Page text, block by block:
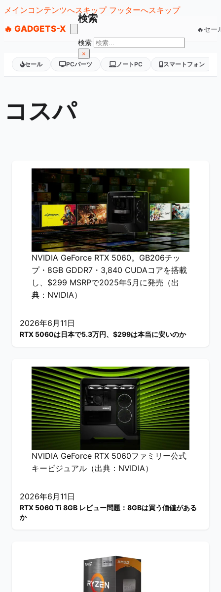
メインコンテンツへスキップ フッターへスキップ
🔥 GADGETS-X
🔥セー
検索
検索
×
セール
PCパーツ ノートPC スマートフォン
コスパ
NVIDIA GeForce RTX 5060。GB206チッ
プ・8GB GDDR7・3,840 CUDAコアを搭載
し、$299 MSRPで2025年5月に発売（出
典：NVIDIA）
2026年6月11日
RTX 5060は日本で5.3万円、$299は本当に安いのか
NVIDIA GeForce RTX 5060ファミリー公式
キービジュアル（出典：NVIDIA）
2026年6月11日
RTX 5060 Ti 8GB レビュー問題：8GBは買う価値がある
か